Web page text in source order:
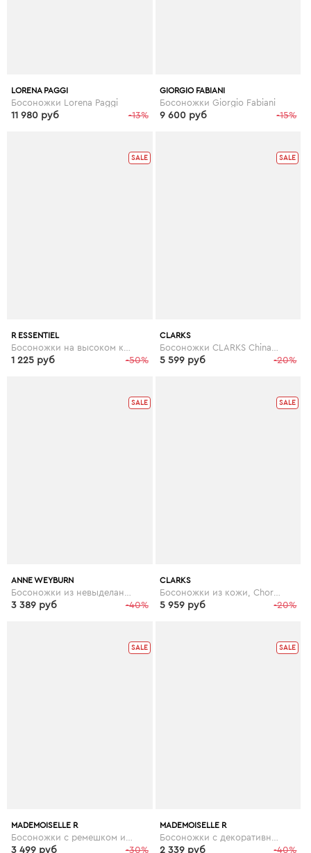
LORENA PAGGI
Босоножки Lorena Paggi
-13%
11 980 руб
GIORGIO FABIANI
Босоножки Giorgio Fabiani
-15%
9 600 руб
SALE
R ESSENTIEL
-50%
1 225 руб
SALE
CLARKS
-20%
5 599 руб
SALE
ANNE WEYBURN
-40%
3 389 руб
SALE
CLARKS
Босоножки из кожи, Chorus Gia от Clark
-20%
5 959 руб
SALE
MADEMOISELLE R
-30%
3 499 руб
SALE
MADEMOISELLE R
-40%
2 339 руб